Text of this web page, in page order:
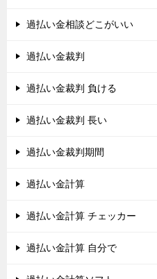
過払い金相談どこがいい
過払い金裁判
過払い金裁判 負ける
過払い金裁判 長い
過払い金裁判期間
過払い金計算
過払い金計算 チェッカー
過払い金計算 自分で